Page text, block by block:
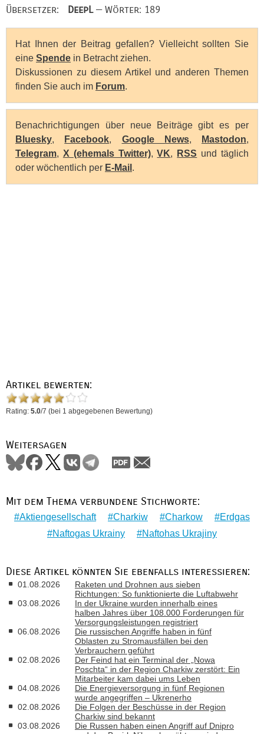
Übersetzer: DeepL— Wörter: 189
Hat Ihnen der Beitrag gefallen? Vielleicht sollten Sie
eine Spende in Betracht ziehen.
Diskussionen zu diesem Artikel und anderen Themen
finden Sie auch im Forum.
Benachrichtigungen über neue Beiträge gibt es per
Bluesky, Facebook, Google News, Mastodon,
Telegram, X (ehemals Twitter),VK, RSS und täglich
oder wöchentlich per E-Mail .
Artikel bewerten:
Rating: 5.0/7 (bei 1 abgegebenen Bewertung)
Weitersagen
Mit dem Thema verbundene Stichworte:
Aktiengesellschaft Charkiw Charkow
Erdgas
Naftogas Ukrainy
Naftohas Ukrajiny
Diese Artikel könnten Sie ebenfalls interessieren:
01.08.2026
Raketen und Drohnen aus sieben
Richtungen: So funktionierte die Luftabwehr
03.08.2026
In der Ukraine wurden innerhalb eines
halben Jahres über 108.000 Forderungen für
Versorgungsleistungen registriert
06.08.2026
Die russischen Angriffe haben in fünf
Oblasten zu Stromausfällen bei den
Verbrauchern geführt
02.08.2026
Der Feind hat ein Terminal der „Nowa
Poschta“ in der Region Charkiw zerstört: Ein
Mitarbeiter kam dabei ums Leben
04.08.2026
Die Energieversorgung in fünf Regionen
wurde angegriffen – Ukrenerho
02.08.2026
Die Folgen der Beschüsse in der Region
Charkiw sind bekannt
03.08.2026
Die Russen haben einen Angriff auf Dnipro